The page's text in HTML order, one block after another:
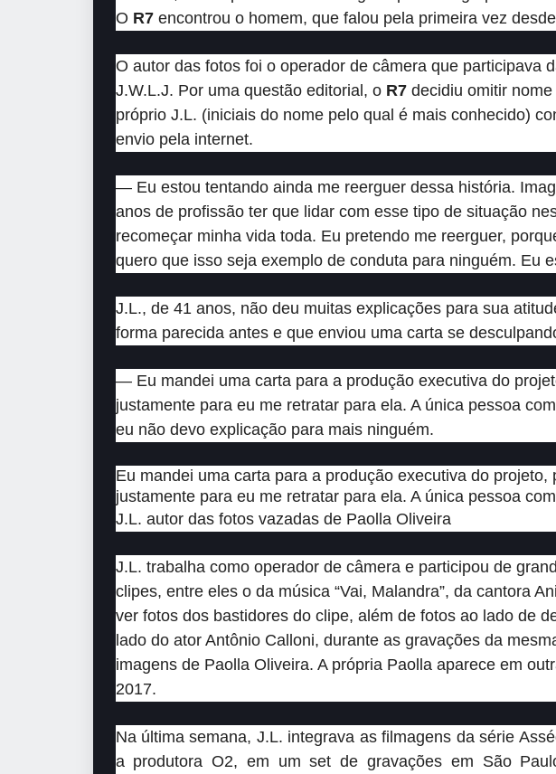
O R7encontrou o homem, que falou pela primeira vez
O autor das fotos foi o operador de câmera que participava
J.W.L.J. Por uma questão editorial, o R7decidiu omitir nome
próprio J.L. (iniciais do nome pelo qual é mais conhecido)
envio pela internet.
— Eu estou tentando ainda me reerguer dessa história.
anos de profissão ter que lidar com esse tipo de situação
recomeçar minha vida toda. Eu pretendo me reerguer,
quero que isso seja exemplo de conduta para ninguém. Eu
J.L., de 41 anos, não deu muitas explicações para sua
forma parecida antes e que enviou uma carta se
— Eu mandei uma carta para a produção executiva do
justamente para eu me retratar para ela. A única pessoa
eu não devo explicação para mais ninguém.
Eu mandei uma carta para a produção executiva do projeto,
justamente para eu me retratar para ela. A única pessoa
J.L. autor das fotos vazadas de Paolla Oliveira
J.L. trabalha como operador de câmera e participou de
clipes, entre eles o da música “Vai, Malandra”, da cantora
ver fotos dos bastidores do clipe, além de fotos ao lado de
lado do ator Antônio Calloni, durante as gravações da
imagens de Paolla Oliveira. A própria Paolla aparece em
2017.
Na última semana, J.L. integrava as filmagens da série
a produtora O2, em um set de gravações em São